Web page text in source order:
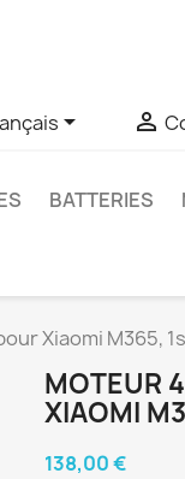
 
BATTERIES
Xiaomi M365,
MOTEUR
XIAOMI
138,00 €